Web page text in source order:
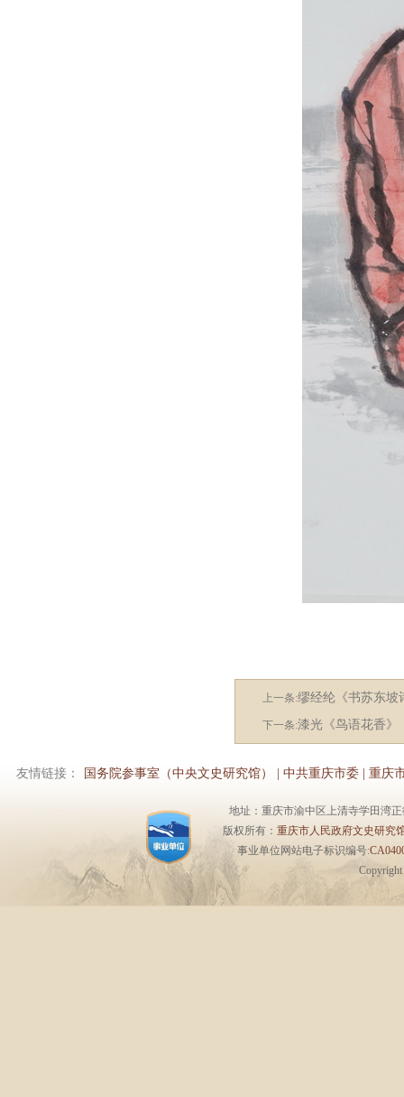
上一条:缪经纶《书苏东坡
下一条:漆光《鸟语花香》
友情链接： 国务院参事室（中央文史研究馆） 中共重庆市委 重庆
地址：重庆市渝中区上清寺学田湾
版权所有： 重庆市人民政府文史研究
事业单位网站电子标识编号: